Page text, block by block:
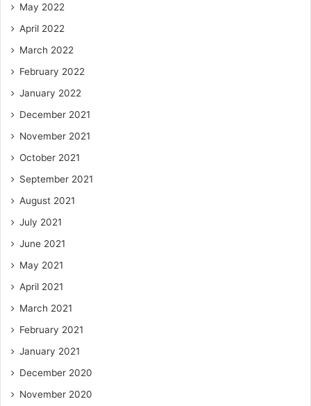
May 2022
April 2022
March 2022
February 2022
January 2022
December 2021
November 2021
October 2021
September 2021
August 2021
July 2021
June 2021
May 2021
April 2021
March 2021
February 2021
January 2021
December 2020
November 2020